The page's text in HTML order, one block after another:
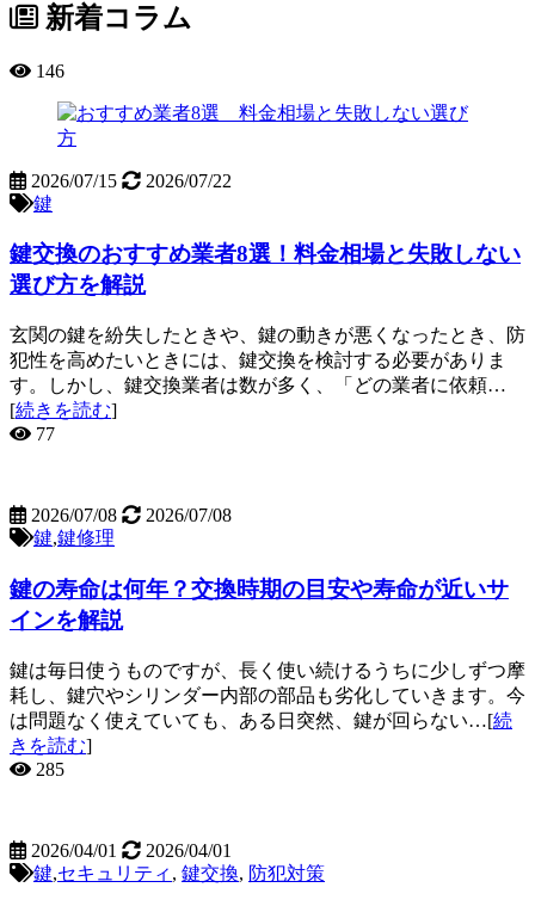
新着コラム
146
2026/07/15
2026/07/22
鍵
鍵交換のおすすめ業者8選！料金相場と失敗しない
選び方を解説
玄関の鍵を紛失したときや、鍵の動きが悪くなったとき、防
犯性を高めたいときには、鍵交換を検討する必要がありま
す。しかし、鍵交換業者は数が多く、「どの業者に依頼…
[続きを読む]
77
2026/07/08
2026/07/08
鍵,鍵修理
鍵の寿命は何年？交換時期の目安や寿命が近いサ
インを解説
鍵は毎日使うものですが、長く使い続けるうちに少しずつ摩
耗し、鍵穴やシリンダー内部の部品も劣化していきます。今
は問題なく使えていても、ある日突然、鍵が回らない…[続
きを読む]
285
2026/04/01
2026/04/01
鍵,セキュリティ , 鍵交換, 防犯対策